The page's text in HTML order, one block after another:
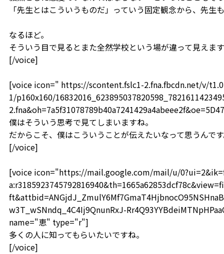
「先生とはこういうものだ」っていう固定観念から、先生
なるほど。
そういう目で見るとまた全然学校という場が違って見えま
[/voice]
[voice icon=" https://scontent.fslc1-2.fna.fbcdn.net/v/
1/p160x160/
僕はそういう思考で見てしまいますね。
だからこそ、僕はこういうことが伝えたいなって思うんで
[/voice]
[voice icon="https://mail.google.com/mail/u/
w3T_wSNndq_4C4Ij9QnunRxJ-
name="恵" type="r"]
多くの人に知ってもらいたいですね。
[/voice]